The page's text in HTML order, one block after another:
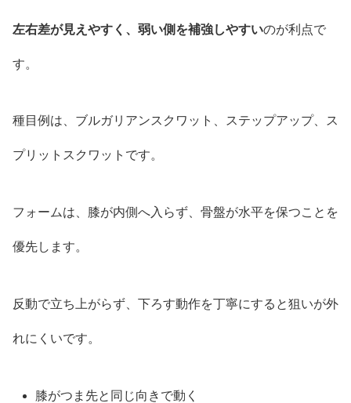
左右差が見えやすく、弱い側を補強しやすいのが利点で
す。
種目例は、ブルガリアンスクワット、ステップアップ、ス
プリットスクワットです。
フォームは、膝が内側へ入らず、骨盤が水平を保つことを
優先します。
反動で立ち上がらず、下ろす動作を丁寧にすると狙いが外
れにくいです。
膝がつま先と同じ向きで動く